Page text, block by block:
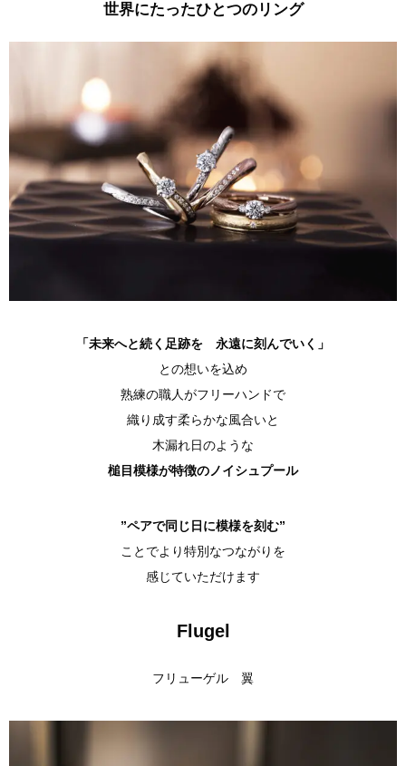
世界にたったひとつのリング
「未来へと続く足跡を 永遠に刻んでいく」
との想いを込め
熟練の職人がフリーハンドで
織り成す柔らかな風合いと
木漏れ日のような
槌目模様が特徴のノイシュプール
”ペアで同じ日に模様を刻む”
ことでより特別なつながりを
感じていただけます
Flugel
フリューゲル 翼